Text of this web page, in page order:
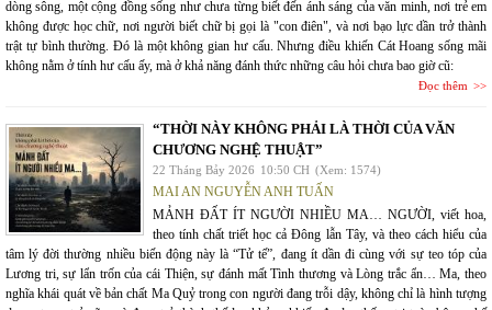
dòng sông, một cộng đồng sống như chưa từng biết đến ánh sáng của văn minh, nơi trẻ em
không được học chữ, nơi người biết chữ bị gọi là "con điên", và nơi bạo lực dần trở thành
trật tự bình thường. Đó là một không gian hư cấu. Nhưng điều khiến Cát Hoang sống mãi
không nằm ở tính hư cấu ấy, mà ở khả năng đánh thức những câu hỏi chưa bao giờ cũ:
Đọc thêm
“THỜI NÀY KHÔNG PHẢI LÀ THỜI CỦA VĂN
CHƯƠNG NGHỆ THUẬT”
22 Tháng Bảy 2026 10:50 CH (Xem: 1574)
MAI AN NGUYỄN ANH TUẤN
MẢNH ĐẤT ÍT NGƯỜI NHIỀU MA… NGƯỜI, viết hoa,
theo tính chất triết học cả Đông lẫn Tây, và theo cách hiểu của
tâm lý đời thường nhiều biến động này là “Tử tế”, đang ít dần đi cùng với sự teo tóp của
Lương tri, sự lẩn trốn của cái Thiện, sự đánh mất Tình thương và Lòng trắc ẩn… Ma, theo
nghĩa khái quát về bản chất Ma Quỷ trong con người đang trỗi dậy, không chỉ là hình tượng